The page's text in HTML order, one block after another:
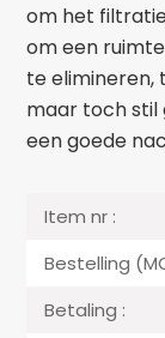
om het
om een
te elimineren,
maar toch stil
een goede
Item nr :
Bestelling
Betaling :